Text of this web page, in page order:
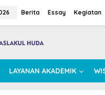
Berita Essay Kegiatan
LAYANAN AKADEMIK